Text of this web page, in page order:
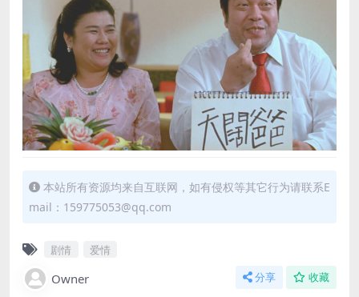
本站所有资源均来自互联网，如有侵权等其它行为请联系E
mail：159775053@qq.com
剧情 爱情
Owner 分享 收藏